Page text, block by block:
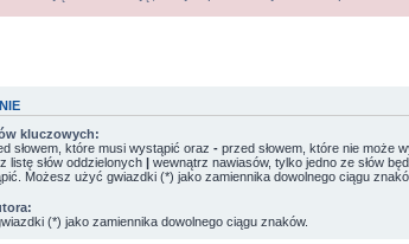
kluczowych:
słowem, które musi wystąpić oraz - przed słowem, które nie może
listę słów oddzielonych | wewnątrz nawiasów, tylko jedno ze słów
Możesz użyć gwiazdki (*) jako zamiennika dowolnego ciągu
(*) jako zamiennika dowolnego ciągu znaków.